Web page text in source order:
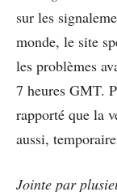
sur les
monde, le site
les problèmes
7 heures GMT.
rapporté que la
aussi,
Jointe par